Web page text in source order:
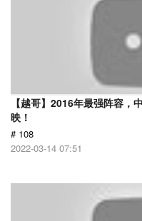
【越哥】2016年最强阵容，
映！
# 108
2022-03-14 07:51